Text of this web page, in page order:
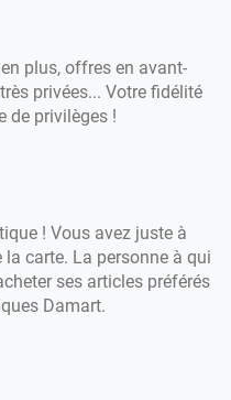
plus, offres en avant-
privées... Votre fidélité
de privilèges !
! Vous avez juste à
carte. La personne à qui
ses articles préférés
Damart.